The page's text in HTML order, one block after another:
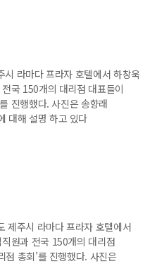
라마다 프라자 호텔에서 하창욱
국 150개의 대리점 대표들이
진행했다. 사진은 송향래
대해 설명 하고 있다
제주시 라마다 프라자 호텔에서
원과 전국 150개의 대리점
총회’를 진행했다. 사진은